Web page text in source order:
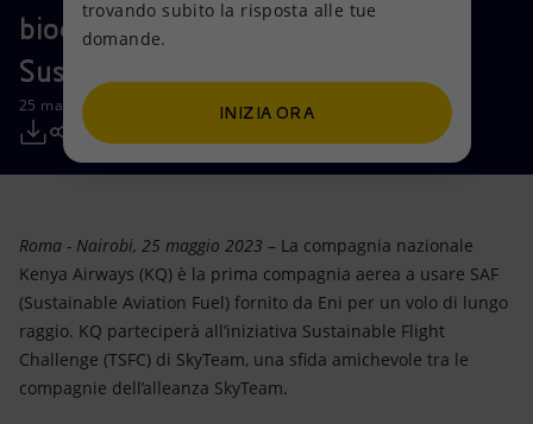
Persone e Partnership
Net Zero
Modello satellitare
Innovazione
Scenari energetici
Tecnologie per la transizione
Collaborazioni per l'innovazione
Attività nel mondo
Imprese
Mobilità
biocarburante per l’aviazione di Eni
Sustainable Mobility
25 maggio 2023 - 08:00 CEST
Roma - Nairobi, 25 maggio 2023 – La compagnia nazionale
Kenya Airways (KQ) è la prima compagnia aerea a usare SAF
(Sustainable Aviation Fuel) fornito da Eni per un volo di lungo
raggio. KQ parteciperà all’iniziativa Sustainable Flight
Challenge (TSFC) di SkyTeam, una sfida amichevole tra le
compagnie dell’alleanza SkyTeam.
trovando subito la risposta alle tue
domande.
INIZIA ORA